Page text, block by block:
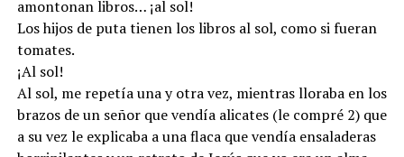
amontonan libros… ¡al sol!
Los hijos de puta tienen los libros al sol, como si fueran
tomates.
¡Al sol!
Al sol, me repetía una y otra vez, mientras lloraba en los
brazos de un señor que vendía alicates (le compré 2) que
a su vez le explicaba a una flaca que vendía ensaladeras